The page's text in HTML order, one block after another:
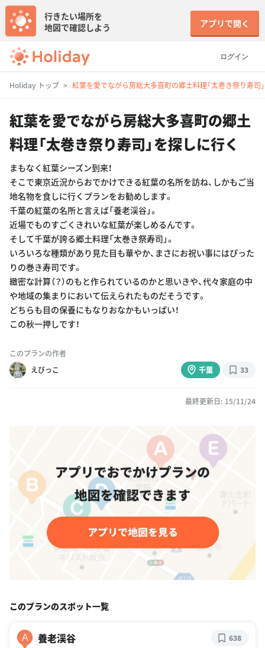
ログイン
行きたい場所を
地図で確認しよう
アプリで開く
Holiday トップ 紅葉を愛でながら房総大多喜町の郷土料理「太巻き祭り寿司
紅葉を愛でながら房総大多喜町の郷土
料理「太巻き祭り寿司」を探しに行く
まもなく紅葉シーズン到来！
そこで東京近況からおでかけできる紅葉の名所を訪ね、しかもご当
地名物を食しに行くプランをお勧めします。
千葉の紅葉の名所と言えば「養老渓谷」。
近場でものすごくきれいな紅葉が楽しめるんです。
そして千葉が誇る郷土料理「太巻き祭寿司」。
いろいろな種類があり見た目も華やか、まさにお祝い事にはぴった
りの巻き寿司です。
緻密な計算（？）のもと作られているのかと思いきや、代々家庭の中
や地域の集まりにおいて伝えられたものだそうです。
どちらも目の保養にもなりおなかもいっぱい！
この秋一押しです！
このプランの作者
えびっこ
千葉 33
最終更新日: 15/11/24
このプランのスポット一覧
A 養老渓谷 638